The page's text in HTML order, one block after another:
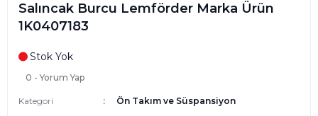
Salıncak Burcu Lemförder Marka Ürün
1K0407183
Stok Yok
0 - Yorum Yap
Kategori
Ön Takım ve Süspansiyon